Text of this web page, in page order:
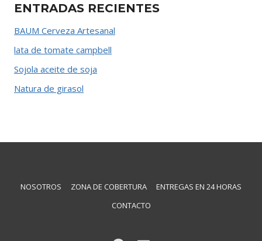
ENTRADAS RECIENTES
BAUM Cerveza Artesanal
lata de tomate campbell
Sojola aceite de soja
Natura de girasol
NOSOTROS ZONA DE COBERTURA
ENTREGAS EN 24 HORAS
CONTACTO